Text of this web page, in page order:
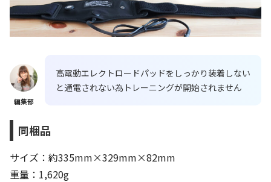
編集部
高電動エレクトロードパッドをしっかり装着しない
と通電されない為トレーニングが開始されません
同梱品
サイズ： 約335mm×329mm×82mm
重量：1,620g